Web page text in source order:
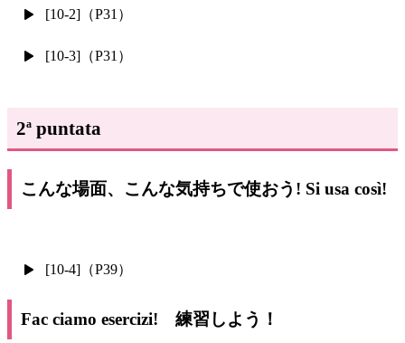
[10-2]（P31）
[10-3]（P31）
2a puntata
こんな場面、こんな気持ちで使おう! Si usa così!
[10-4]（P39）
Fac ciamo esercizi! 練習しよう！